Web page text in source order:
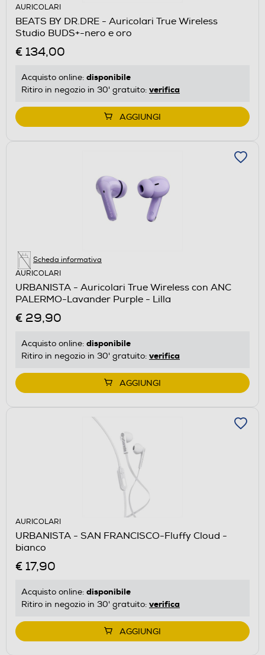
AURICOLARI
BEATS BY DR.DRE - Auricolari True Wireless
Studio BUDS+-nero e oro
€ 134,00
Acquisto online: disponibile
Ritiro in negozio in 30' gratuito: verifica
AGGIUNGI
Scheda informativa
AURICOLARI
URBANISTA - Auricolari True Wireless con ANC
PALERMO-Lavander Purple - Lilla
€ 29,90
Acquisto online: disponibile
Ritiro in negozio in 30' gratuito: verifica
AGGIUNGI
AURICOLARI
URBANISTA - SAN FRANCISCO-Fluffy Cloud -
bianco
€ 17,90
Acquisto online: disponibile
Ritiro in negozio in 30' gratuito: verifica
AGGIUNGI